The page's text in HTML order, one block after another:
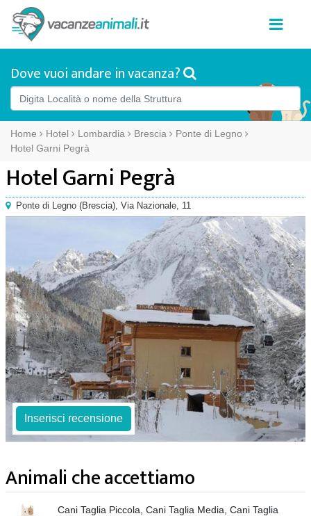
Dove vuoi andare in vacanza?
Home Hotel Lombardia Brescia
Ponte di Legno
Hotel Garni Pegrà
Hotel Garni Pegrà
Ponte di Legno (Brescia), Via Nazionale, 11
Inserisci recensione
Animali che accettiamo
Cani Taglia Piccola, Cani Taglia Media, Cani Taglia